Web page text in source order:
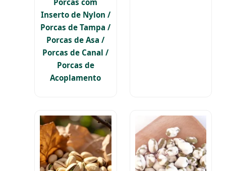
Inserto de Nylon /
Porcas de Tampa /
Porcas de Asa /
Porcas de Canal /
Porcas de
Acoplamento